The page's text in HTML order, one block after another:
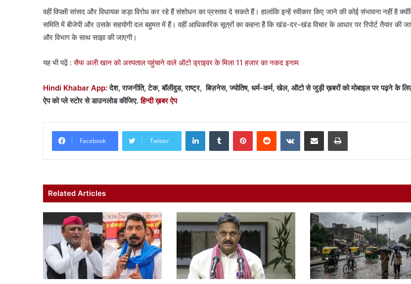
वहीं विपक्षी सांसद और विधायक कड़ा विरोध कर रहे हैं संशोधन का प्रस्ताव दे सकते हैं। हालांकि इन्हें स्वीकार किए जाने की कोई संभावना नहीं है
समिति में बीजेपी और उसके सहयोगी दल बहुमत में हैं। वहीं आधिकारिक सूत्रों का कहना हैं कि खंड-दर-खंड विचार के आधार पर रिपोर्ट तैयार की
और विभाग के साथ साझा की जाएगी।
यह भी पढ़ें :सैफ अली खान को अस्पताल पहुंचाने वाले ऑटो ड्राइवर के मिला 11 हजार का नकद इनाम
Hindi Khabar App:देश, राजनीति, टेक, बॉलीवुड, राष्ट्र, बिज़नेस, ज्योतिष, धर्म-कर्म, खेल, ऑटो से जुड़ी ख़बरों को मोबाइल पर पढ़ने के
ऐप को प्ले स्टोर से डाउनलोड कीजिए.हिन्दी ख़बर ऐप
Facebook Twitter
LinkedInTumblr PinterestReddit VKontakteShare via Email Print
Related Articles